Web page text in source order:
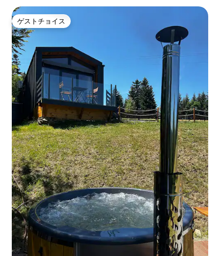
ゲストチョイス
ゲストチョイス